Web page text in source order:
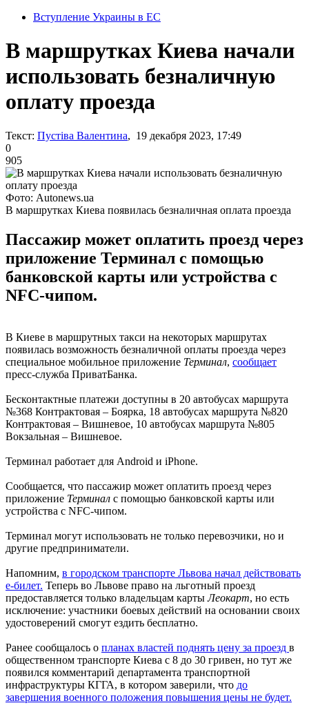
Вступление Украины в ЕС
В маршрутках Киева начали
использовать безналичную
оплату проезда
Текст: Пустіва Валентина, 19 декабря 2023, 17:49
0
905
Фото: Autonews.ua
В маршрутках Киева появилась безналичная оплата проезда
Пассажир может оплатить проезд через
приложение Терминал с помощью
банковской карты или устройства с
NFC-чипом.
В Киеве в маршрутных такси на некоторых маршрутах
появилась возможность безналичной оплаты проезда через
специальное мобильное приложение Терминал, сообщает
пресс-служба ПриватБанка.
Бесконтактные платежи доступны в 20 автобусах маршрута
№368 Контрактовая – Боярка, 18 автобусах маршрута №820
Контрактовая – Вишневое, 10 автобусах маршрута №805
Вокзальная – Вишневое.
Терминал работает для Android и iPhone.
Сообщается, что пассажир может оплатить проезд через
приложение Терминал с помощью банковской карты или
устройства с NFC-чипом.
Терминал могут использовать не только перевозчики, но и
другие предприниматели.
Напомним, в городском транспорте Львова начал действовать
е-билет. Теперь во Львове право на льготный проезд
предоставляется только владельцам картыЛеокарт, но есть
исключение: участники боевых действий на основании своих
удостоверений смогут ездить бесплатно.
Ранее сообщалось о планах властей поднять цену за проезд в
общественном транспорте Киева с 8 до 30 гривен, но тут же
появился комментарий департамента транспортной
инфраструктуры КГГА, в котором заверили, что до
завершения военного положения повышения цены не будет.